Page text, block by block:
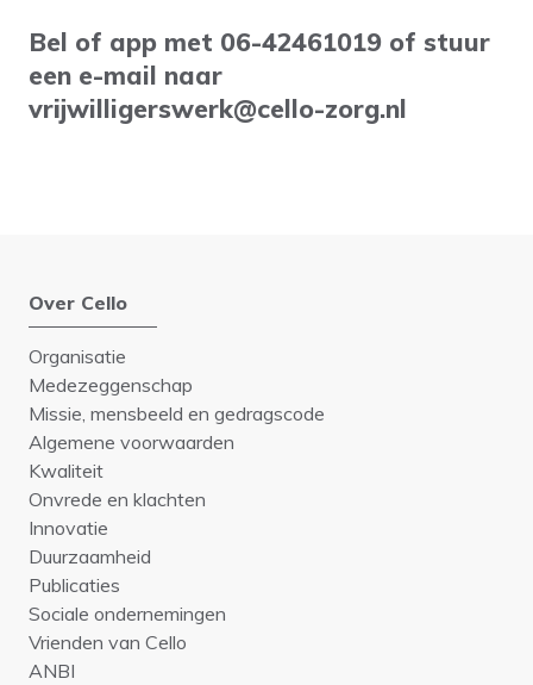
Bel of app met 06-42461019 of stuur
een e-mail naar
vrijwilligerswerk@cello-zorg.nl
Over Cello
Organisatie
Medezeggenschap
Missie, mensbeeld en gedragscode
Algemene voorwaarden
Kwaliteit
Onvrede en klachten
Innovatie
Duurzaamheid
Publicaties
Sociale ondernemingen
Vrienden van Cello
ANBI